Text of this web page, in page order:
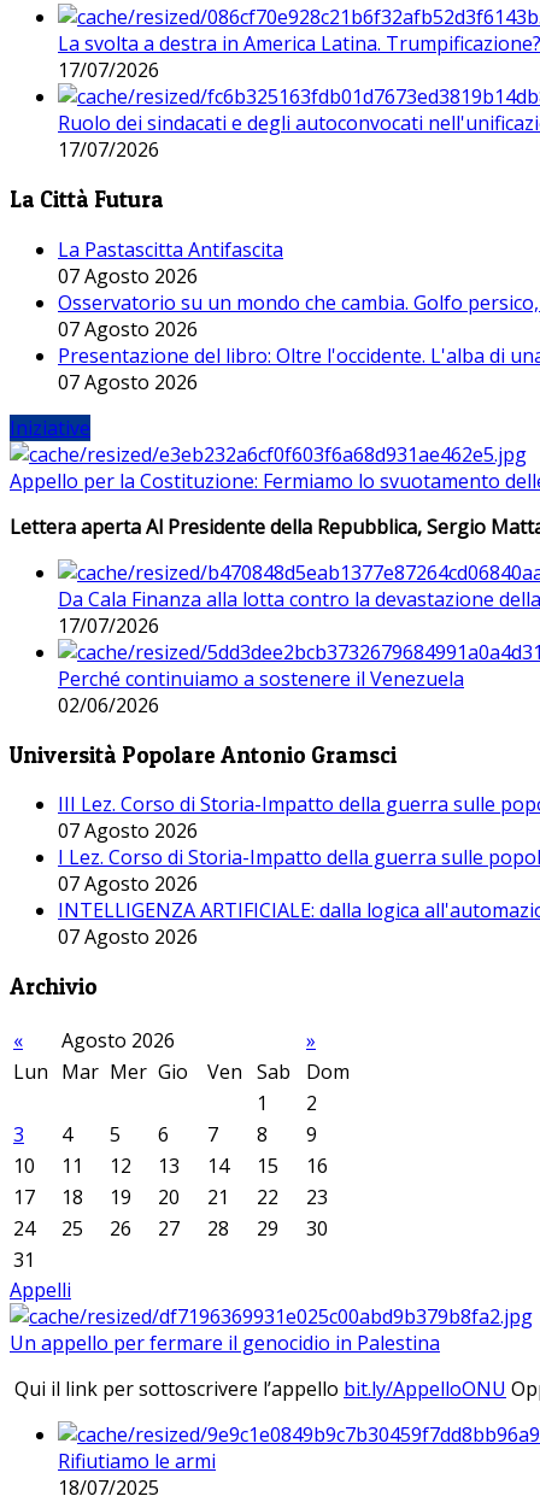
La svolta a destra in America Latina. Trumpificazione?
17/07/2026
Ruolo dei sindacati e degli autoconvocati
17/07/2026
La Città Futura
La Pastascitta Antifascita
07 Agosto 2026
Osservatorio su un mondo che cambia. Golfo
07 Agosto 2026
Presentazione del libro: Oltre l'occidente. L'alba di
07 Agosto 2026
Iniziative
Appello per la Costituzione: Fermiamo lo svuotamento
Lettera aperta Al Presidente della Repubblica, Sergio
Da Cala Finanza alla lotta contro la devastazione
17/07/2026
Perché continuiamo a sostenere il Venezuela
02/06/2026
Università Popolare Antonio Gramsci
III Lez. Corso di Storia-Impatto della guerra sulle
07 Agosto 2026
I Lez. Corso di Storia-Impatto della guerra sulle
07 Agosto 2026
INTELLIGENZA ARTIFICIALE: dalla logica
07 Agosto 2026
Archivio
« Agosto 2026
»
Lun Mar Mer Gio Ven Sab
Dom
1
2
3
4 5 6 7 8
9
10
11 12 13 14 15
16
17
18 19 20 21 22
23
24
25 26 27 28 29
30
31
Appelli
Un appello per fermare il genocidio in Palestina
Qui il link per sottoscrivere l’appello bit.ly/AppelloONU
Rifiutiamo le armi
18/07/2025